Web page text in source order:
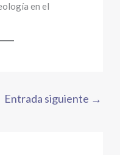
en el
Entrada siguiente →